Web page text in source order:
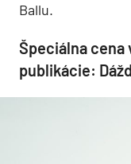
Ballu.
Špeciálna cena
publikácie: